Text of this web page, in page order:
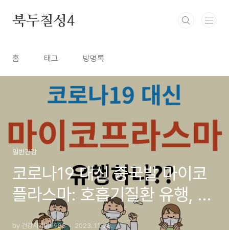
북두칠성4
홈 태그 방명록
일반건강
코로나19 대신 중국발 마이코
플라스마: 호흡기질환 유행, 원
인, 대책
by 건강지키미9988 2023. 11. 28.